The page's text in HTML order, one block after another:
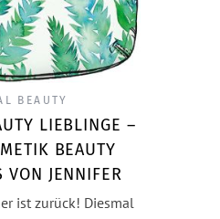
BEAUTY
LIEBLINGE –
BEAUTY
VON JENNIFER
ist zurück! Diesmal